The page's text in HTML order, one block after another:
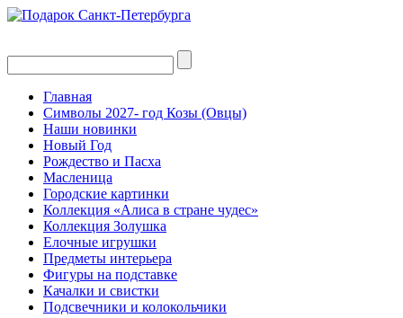
Главная
Символы 2027- год Козы (Овцы)
Наши новинки
Новый Год
Рождество и Пасха
Масленица
Городские картинки
Коллекция «Алиса в стране чудес»
Коллекция Золушка
Елочные игрушки
Предметы интерьера
Фигуры на подставке
Качалки и свистки
Подсвечники и колокольчики